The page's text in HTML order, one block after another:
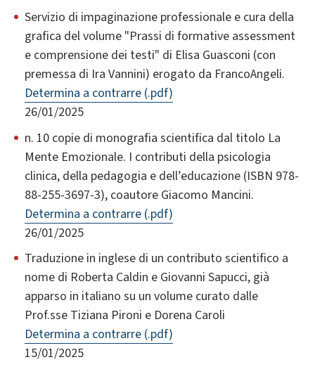
Servizio di impaginazione professionale e cura della
grafica del volume "Prassi di formative assessment
e comprensione dei testi" di Elisa Guasconi (con
premessa di Ira Vannini) erogato da FrancoAngeli.
Determina a contrarre (.pdf)
26/01/2025
n. 10 copie di monografia scientifica dal titolo La
Mente Emozionale. I contributi della psicologia
clinica, della pedagogia e dell’educazione (ISBN 978-
88-255-3697-3), coautore Giacomo Mancini.
Determina a contrarre (.pdf)
26/01/2025
Traduzione in inglese di un contributo scientifico a
nome di Roberta Caldin e Giovanni Sapucci, già
apparso in italiano su un volume curato dalle
Prof.sse Tiziana Pironi e Dorena Caroli
Determina a contrarre (.pdf)
15/01/2025